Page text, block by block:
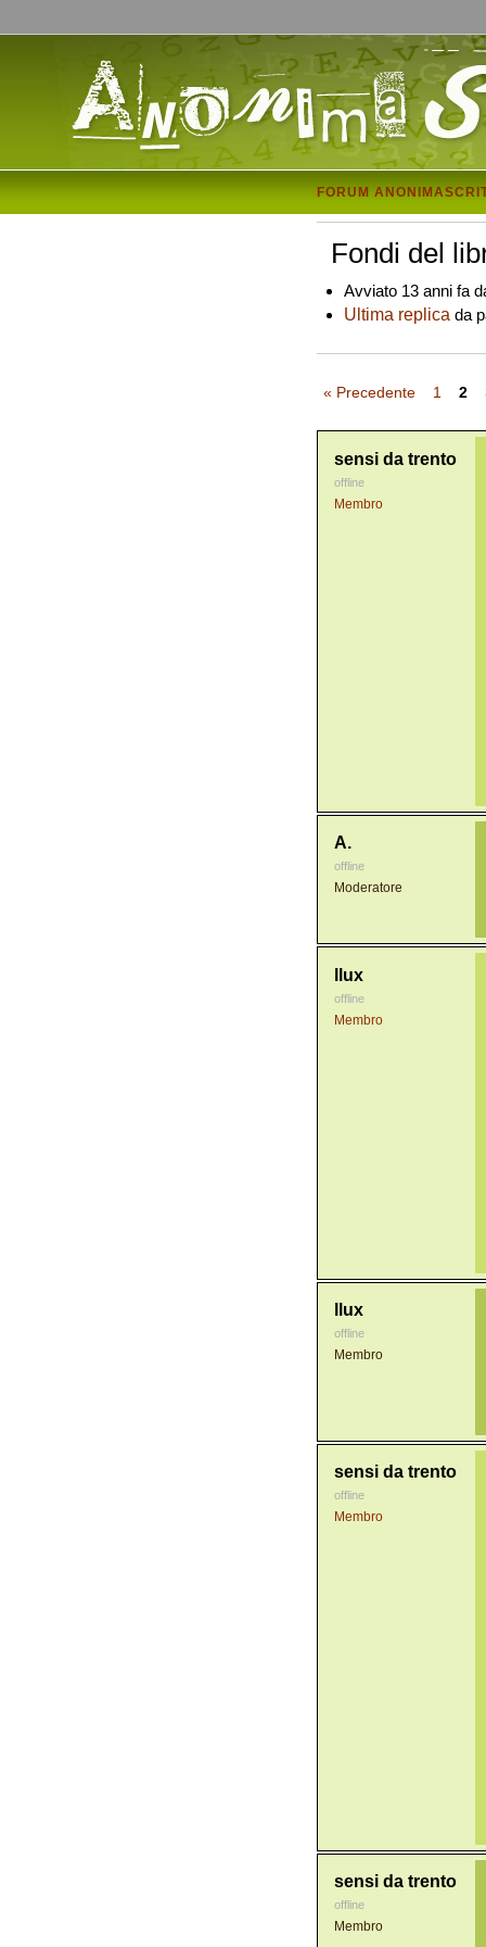
FORUM
Fondi del
Avviato 13 anni fa
Ultima replica da
« Precedente 1 2
sensi da trento
offline
Membro
A.
offline
Moderatore
llux
offline
Membro
llux
offline
Membro
sensi da trento
offline
Membro
sensi da trento
offline
Membro